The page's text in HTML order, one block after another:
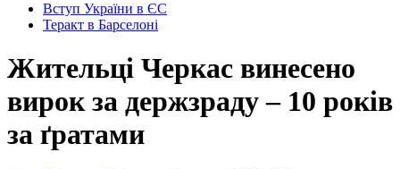
Вступ України в ЄС
Теракт в Барселоні
Жительці Черкас винесено
вирок за держзраду – 10 років
за ґратами